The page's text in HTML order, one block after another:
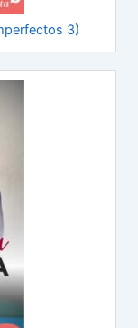
3)